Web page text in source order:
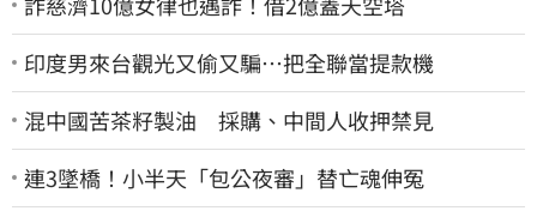
印度男來台觀光又偷又騙…把全聯當提款機
混中國苦茶籽製油 採購、中間人收押禁見
連3墜橋！小半天「包公夜審」替亡魂伸冤